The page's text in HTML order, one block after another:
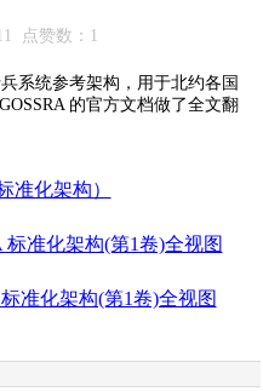
点赞数：1
系统参考架构，用于北约各国
的官方文档做了全文翻
准化架构）
标准化架构(第1卷)全视图
准化架构(第1卷)全视图